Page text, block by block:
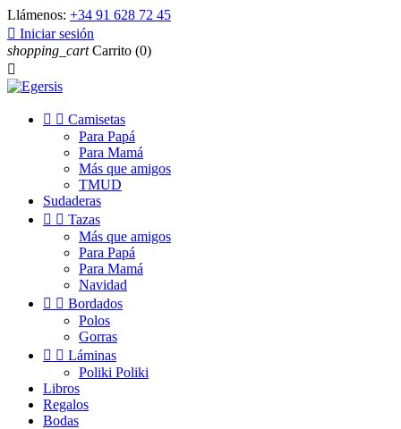
Llámenos: +34 91 628 72 45
 Iniciar sesión
shopping_cart Carrito (0)

  Camisetas
Para Papá
Para Mamá
Más que amigos
TMUD
Sudaderas
  Tazas
Más que amigos
Para Papá
Para Mamá
Navidad
  Bordados
Polos
Gorras
  Láminas
Poliki Poliki
Libros
Regalos
Bodas